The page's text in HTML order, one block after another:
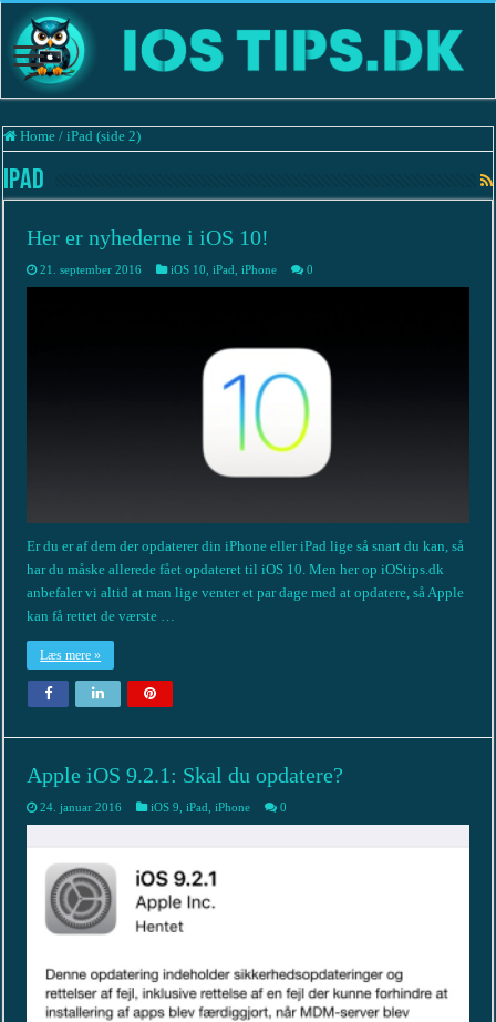
Home / iPad (side 2)
iPad
Her er nyhederne i iOS 10!
21. september 2016 iOS 10 ,iPad ,iPhone 0
Er du er af dem der opdaterer din iPhone eller iPad lige så snart du kan, så
har du måske allerede fået opdateret til iOS 10. Men her op iOStips.dk
anbefaler vi altid at man lige venter et par dage med at opdatere, så Apple
kan få rettet de værste …
Læs mere »
Apple iOS 9.2.1: Skal du opdatere?
24. januar 2016 iOS 9 ,iPad ,iPhone 0